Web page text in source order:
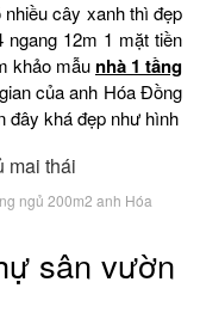
cây xanh thì đẹp
12m 1 mặt tiền
khảo mẫu nhà 1 tầng
của anh Hóa Đồng
đây khá đẹp như hình
ngủ 200m2 anh Hóa
sân vườn